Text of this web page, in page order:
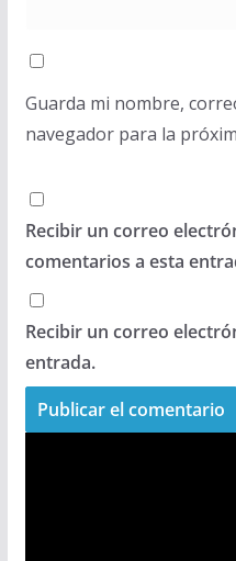
Guarda mi nombre,
navegador para la
Recibir un correo
comentarios a esta
Recibir un correo
entrada.